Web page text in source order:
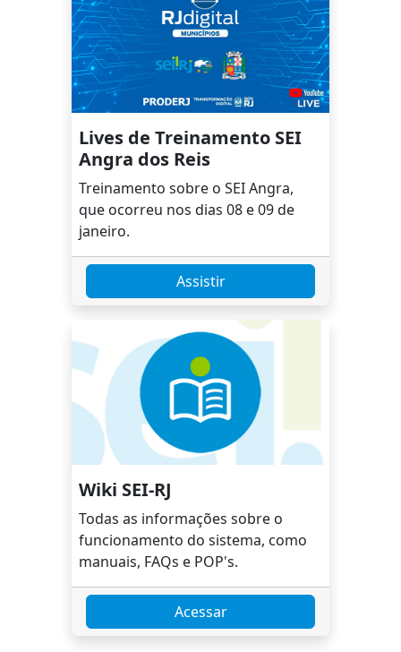
Aula 13: Enviar Processo
05:54
Aula 14: Concluir Processo
01:31
Aula 15: Considerações Finais
Lives de Treinamento SEI
Angra dos Reis
Treinamento sobre o SEI Angra,
que ocorreu nos dias 08 e 09 de
janeiro.
Assistir
Wiki SEI-RJ
Todas as informações sobre o
funcionamento do sistema, como
manuais, FAQs e POP's.
Acessar